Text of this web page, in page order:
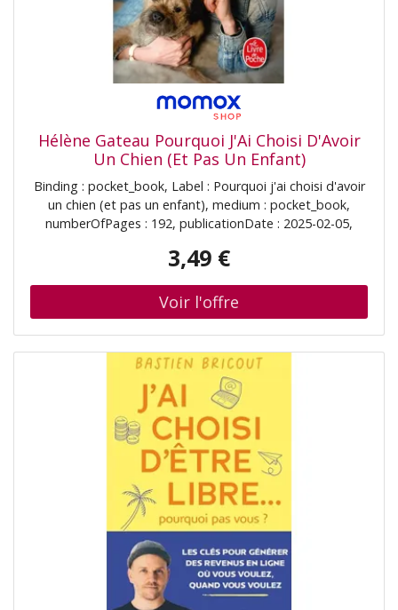
Hélène Gateau Pourquoi J'Ai Choisi D'Avoir
Un Chien (Et Pas Un Enfant)
Binding : pocket_book, Label : Pourquoi j'ai choisi d'avoir
un chien (et pas un enfant), medium : pocket_book,
numberOfPages : 192, publicationDate : 2025-02-05,
2253252506
3,49 €